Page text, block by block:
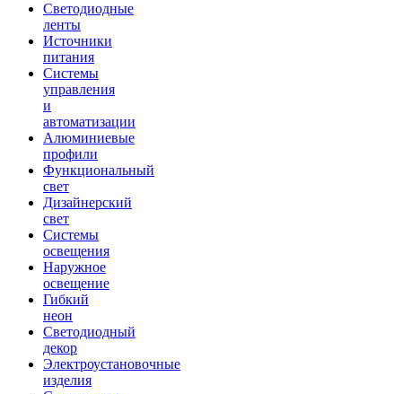
Светодиодные
ленты
Источники
питания
Системы
управления
и
автоматизации
Алюминиевые
профили
Функциональный
свет
Дизайнерский
свет
Системы
освещения
Наружное
освещение
Гибкий
неон
Светодиодный
декор
Электроустановочные
изделия